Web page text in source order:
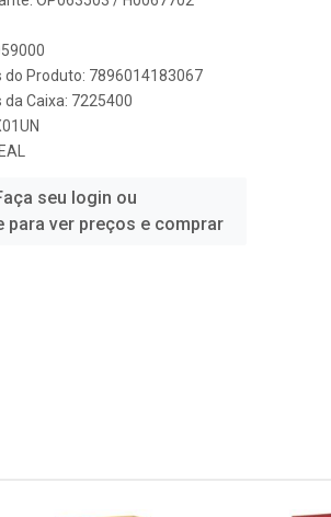
do Produto: 7896014183067
Caixa: 7225400
seu login ou
para ver preços e comprar